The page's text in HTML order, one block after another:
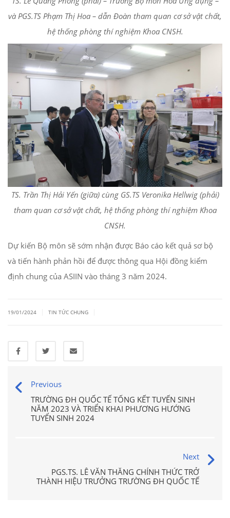
và PGS.TS Phạm Thị Hoa – dẫn Đoàn tham quan cơ sở vật chất,
hệ thống phòng thí nghiệm Khoa CNSH.
TS. Trần Thị Hải Yến (giữa) cùng GS.TS Veronika Hellwig (phải)
tham quan cơ sở vật chất, hệ thống phòng thí nghiệm Khoa
CNSH.
Dự kiến Bộ môn sẽ sớm nhận được Báo cáo kết quả sơ bộ
và tiến hành phản hồi để được thông qua Hội đồng kiểm
định chung của ASIIN vào tháng 3 năm 2024.
19/01/2024 TIN TỨC CHUNG
Previous
TRƯỜNG ĐH QUỐC TẾ TỔNG KẾT TUYỂN SINH
NĂM 2023 VÀ TRIỂN KHAI PHƯƠNG HƯỚNG
TUYỂN SINH 2024
Next
PGS.TS. LÊ VĂN THĂNG CHÍNH THỨC TRỞ
THÀNH HIỆU TRƯỞNG TRƯỜNG ĐH QUỐC TẾ